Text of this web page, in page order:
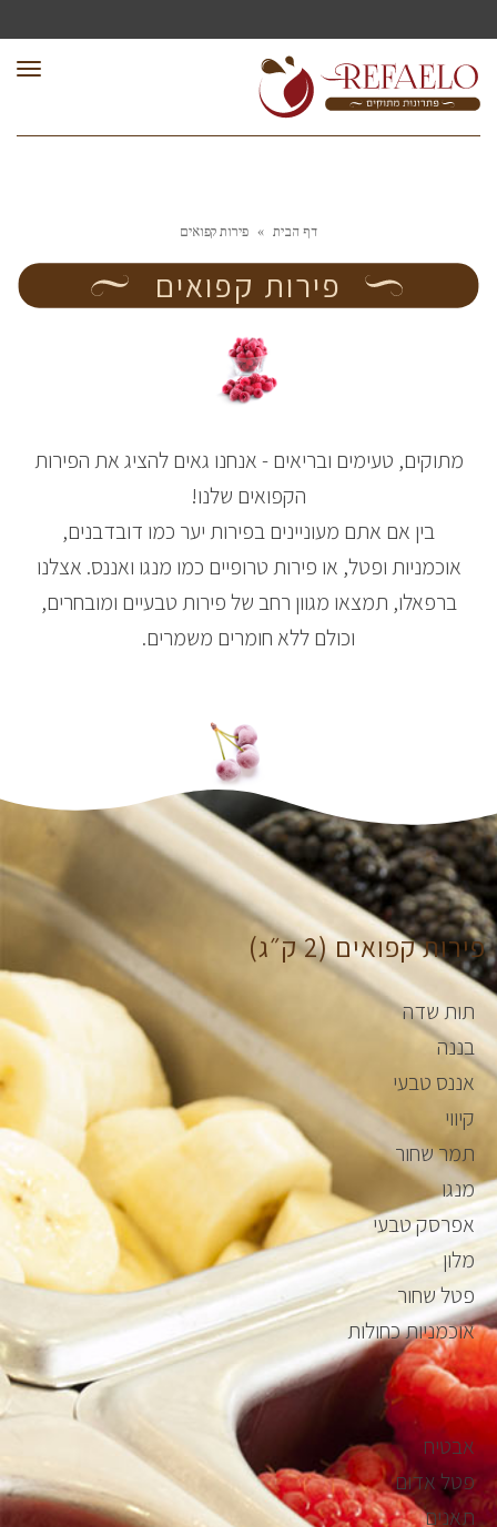
דף הבית » פירות קפואים
פירות קפואים
מתוקים, טעימים ובריאים - אנחנו גאים להציג את הפירות
הקפואים שלנו!
בין אם אתם מעוניינים בפירות יער כמו דובדבנים,
אוכמניות ופטל, או פירות טרופיים כמו מנגו ואננס. אצלנו
ברפאלו, תמצאו מגוון רחב של פירות טבעיים ומובחרים,
וכולם ללא חומרים משמרים.
פירות קפואים (2 ק״ג)
תות שדה
בננה
אננס טבעי
קיווי
תמר שחור
מנגו
אפרסק טבעי
מלון
פטל שחור
אוכמניות כחולות
אבטיח
פטל אדום
תאנים